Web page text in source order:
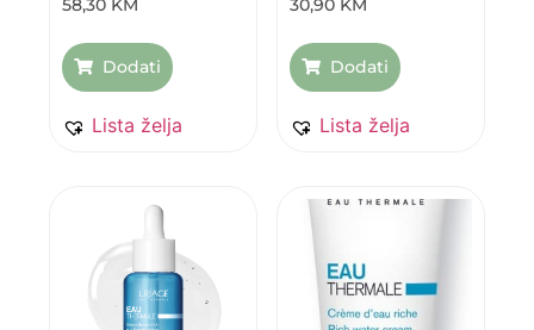
58,30 KM
Dodati
Lista želja
30,90 KM
Dodati
Lista želja